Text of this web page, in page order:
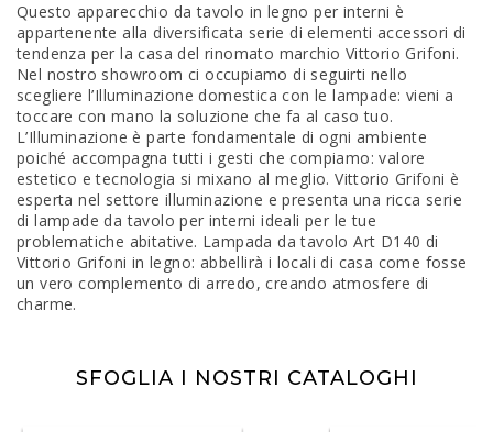
Questo apparecchio da tavolo in legno per interni è
appartenente alla diversificata serie di elementi accessori di
tendenza per la casa del rinomato marchio Vittorio Grifoni.
Nel nostro showroom ci occupiamo di seguirti nello
scegliere l’Illuminazione domestica con le lampade: vieni a
toccare con mano la soluzione che fa al caso tuo.
L’Illuminazione è parte fondamentale di ogni ambiente
poiché accompagna tutti i gesti che compiamo: valore
estetico e tecnologia si mixano al meglio. Vittorio Grifoni è
esperta nel settore illuminazione e presenta una ricca serie
di lampade da tavolo per interni ideali per le tue
problematiche abitative. Lampada da tavolo Art D140 di
Vittorio Grifoni in legno: abbellirà i locali di casa come fosse
un vero complemento di arredo, creando atmosfere di
charme.
SFOGLIA I NOSTRI CATALOGHI